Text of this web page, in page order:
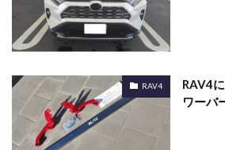
RAV4
RAV4
ワーバ